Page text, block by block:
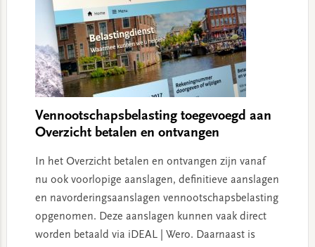
Vennootschapsbelasting toegevoegd aan
Overzicht betalen en ontvangen
In het Overzicht betalen en ontvangen zijn vanaf
nu ook voorlopige aanslagen, definitieve aanslagen
en navorderingsaanslagen vennootschapsbelasting
opgenomen. Deze aanslagen kunnen vaak direct
worden betaald via iDEAL | Wero. Daarnaast is